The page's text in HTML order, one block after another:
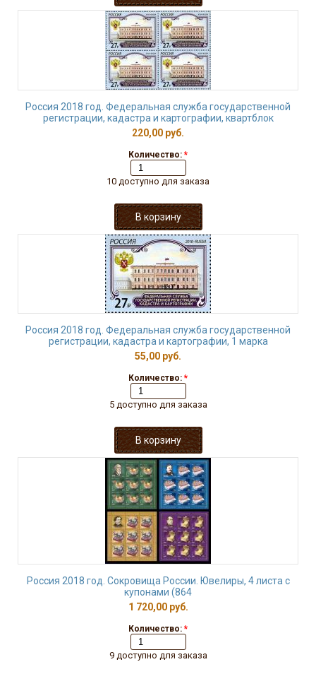
Россия 2018 год. Федеральная служба государственной
регистрации, кадастра и картографии, квартблок
220,00 руб.
Количество: *
10 доступно для заказа
Россия 2018 год. Федеральная служба государственной
регистрации, кадастра и картографии, 1 марка
55,00 руб.
Количество: *
5 доступно для заказа
Россия 2018 год. Сокровища России. Ювелиры, 4 листа с
купонами (864
1 720,00 руб.
Количество: *
9 доступно для заказа